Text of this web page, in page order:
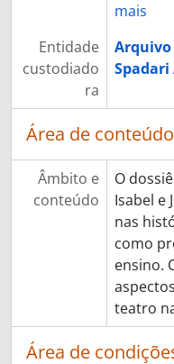
mais
Entidade
custodiado
ra
Spadari
Área de
Âmbito e
conteúdo
O
Isabel e
nas
como
ensino.
teatro
Área de